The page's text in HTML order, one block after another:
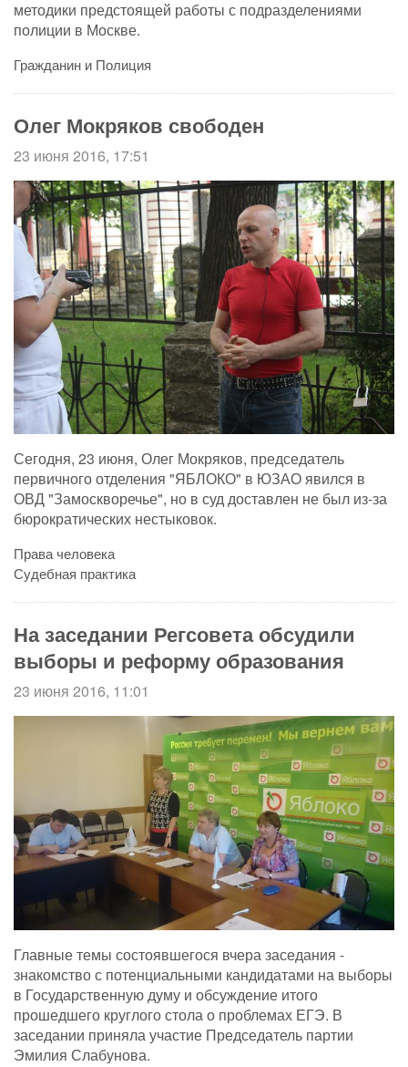
методики предстоящей работы с подразделениями
полиции в Москве.
Гражданин и Полиция
Олег Мокряков свободен
23 июня 2016, 17:51
Сегодня, 23 июня, Олег Мокряков, председатель
первичного отделения "ЯБЛОКО" в ЮЗАО явился в
ОВД "Замоскворечье", но в суд доставлен не был из-за
бюрократических нестыковок.
Права человека
Судебная практика
На заседании Регсовета обсудили
выборы и реформу образования
23 июня 2016, 11:01
Главные темы состоявшегося вчера заседания -
знакомство с потенциальными кандидатами на выборы
в Государственную думу и обсуждение итого
прошедшего круглого стола о проблемах ЕГЭ. В
заседании приняла участие Председатель партии
Эмилия Слабунова.